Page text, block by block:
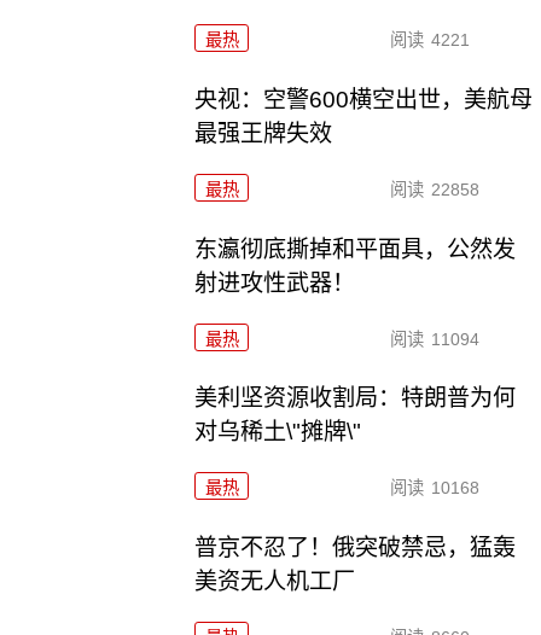
最热 阅读 4221
央视：空警600横空出世，美航母
最强王牌失效
最热 阅读 22858
东瀛彻底撕掉和平面具，公然发
射进攻性武器！
最热 阅读 11094
美利坚资源收割局：特朗普为何
对乌稀土\"摊牌\"
最热 阅读 10168
普京不忍了！俄突破禁忌，猛轰
美资无人机工厂